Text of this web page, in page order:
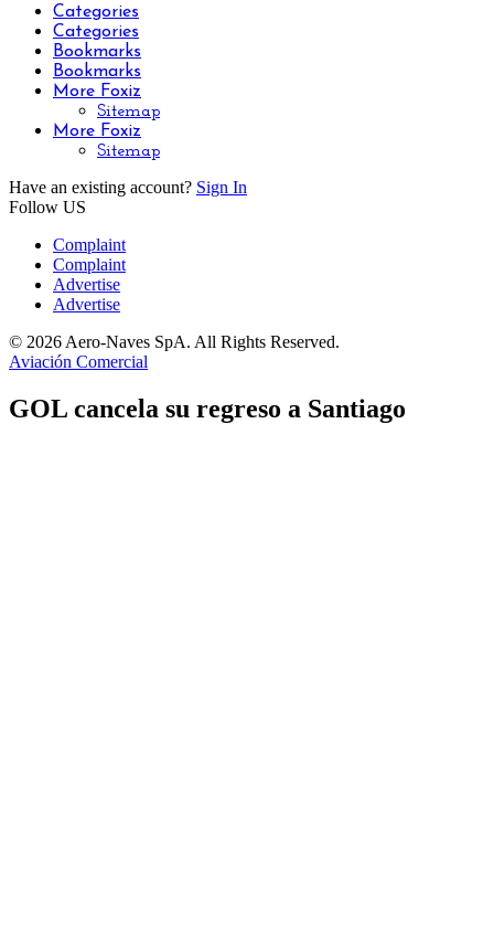
Categories
Categories
Bookmarks
Bookmarks
More Foxiz
Sitemap
More Foxiz
Sitemap
Have an existing account? Sign In
Follow US
Complaint
Complaint
Advertise
Advertise
© 2026 Aero-Naves SpA. All Rights Reserved.
Aviación Comercial
GOL cancela su regreso a Santiago